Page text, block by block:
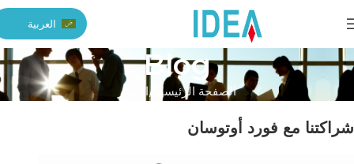
العربية
Blog
الصفحة الرئيسية الأخبار
شراكتنا مع فورد أوتوسان